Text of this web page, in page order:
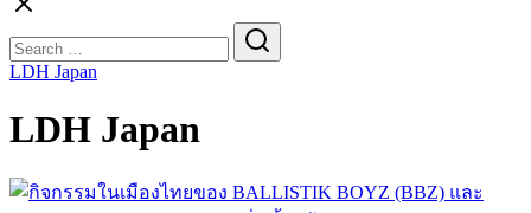
for:
LDH Japan
LDH Japan